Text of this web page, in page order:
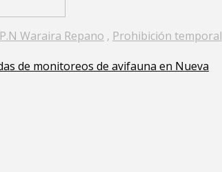
P.N Waraira Repano , Prohibición temporal
de monitoreos de avifauna en Nueva